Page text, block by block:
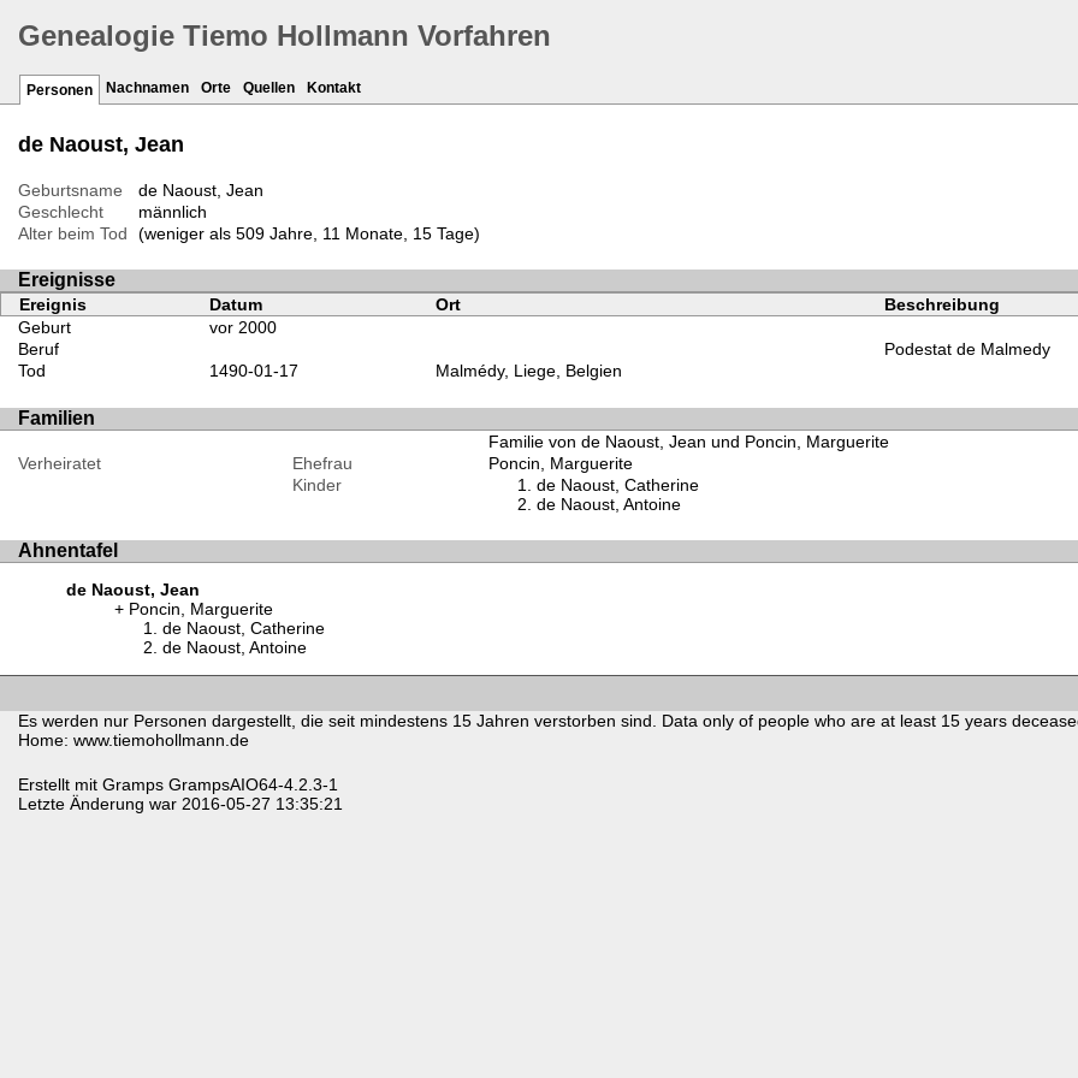
Genealogie Tiemo Hollmann Vorfahren
Personen Nachnamen Orte Quellen Kontakt
de Naoust, Jean
Geburtsname
de Naoust, Jean
Geschlecht
männlich
Alter beim Tod
(weniger als 509 Jahre, 11 Monate, 15 Tage)
Ereignisse
Ereignis Datum Ort
Beschreibung
Geburt
vor 2000
Beruf
Podestat de Malmedy
Tod
1490-01-17 Malmédy, Liege, Belgien
Familien
Familie von de Naoust, Jean und Poncin, Marguerite
Verheiratet
Ehefrau
Poncin, Marguerite
Kinder
de Naoust, Catherine
de Naoust, Antoine
Ahnentafel
de Naoust, Jean
Poncin, Marguerite
de Naoust, Catherine
de Naoust, Antoine
Es werden nur Personen dargestellt, die seit mindestens 15 Jahren verstorben sind. Data only of people who are at least 15 years
Home: www.tiemohollmann.de
Erstellt mit Gramps GrampsAIO64-4.2.3-1
Letzte Änderung war 2016-05-27 13:35:21